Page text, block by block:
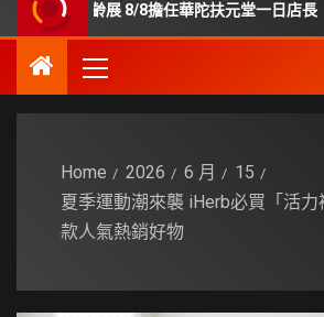
樂齡展 8/8擔任華陀扶元堂一日店長
Home 2026 6 月
15
夏季運動潮來襲 iHerb必買「活力
款人氣熱銷好物